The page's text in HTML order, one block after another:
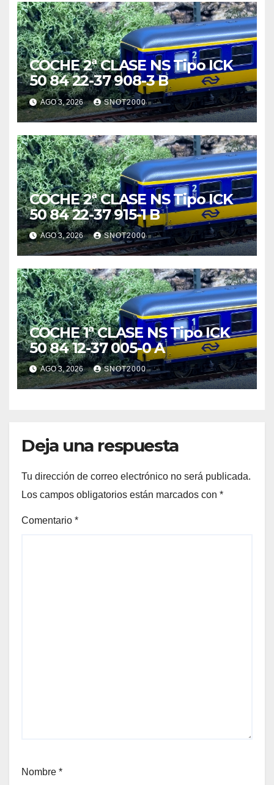
COCHE 2ª CLASE NS Tipo ICK
50 84 22-37 908-3 B
AGO 3, 2026 SNOT2000
COCHE 2ª CLASE NS Tipo ICK
50 84 22-37 915-1 B
AGO 3, 2026 SNOT2000
COCHE 1ª CLASE NS Tipo ICK
50 84 12-37 005-0 A
AGO 3, 2026 SNOT2000
Deja una respuesta
Tu dirección de correo electrónico no será publicada.
Los campos obligatorios están marcados con *
Comentario *
Nombre *